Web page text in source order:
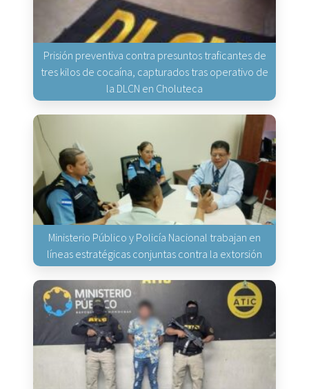
Prisión preventiva contra presuntos traficantes de
tres kilos de cocaína, capturados tras operativo de
la DLCN en Choluteca
Ministerio Público y Policía Nacional trabajan en
líneas estratégicas conjuntas contra la extorsión